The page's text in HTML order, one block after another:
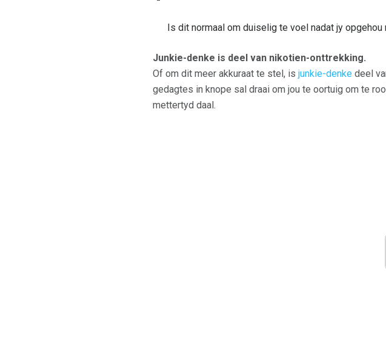
Is dit normaal om duiselig te voel nadat jy opgehou
Junkie-denke is deel van nikotien-onttrekking.
Of om dit meer akkuraat te stel, is junkie-denke deel
gedagtes in knope sal draai om jou te oortuig om te
mettertyd daal.